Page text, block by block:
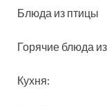
Блюда из птицы
Горячие блюда
Кухня: